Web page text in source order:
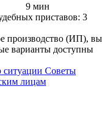
9 мин
приставов: 3
производство (ИП), вы
варианты доступны
ситуации Советы
лицам